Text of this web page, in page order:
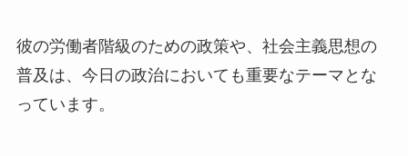
彼の労働者階級のための政策や、社会主義思想の
普及は、今日の政治においても重要なテーマとな
っています。